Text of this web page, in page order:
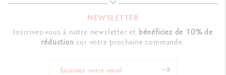
NEWSLETTER
Inscrivez-vous à notre newsletter et bénéficiez de 10% de
réduction sur votre prochaine commande.